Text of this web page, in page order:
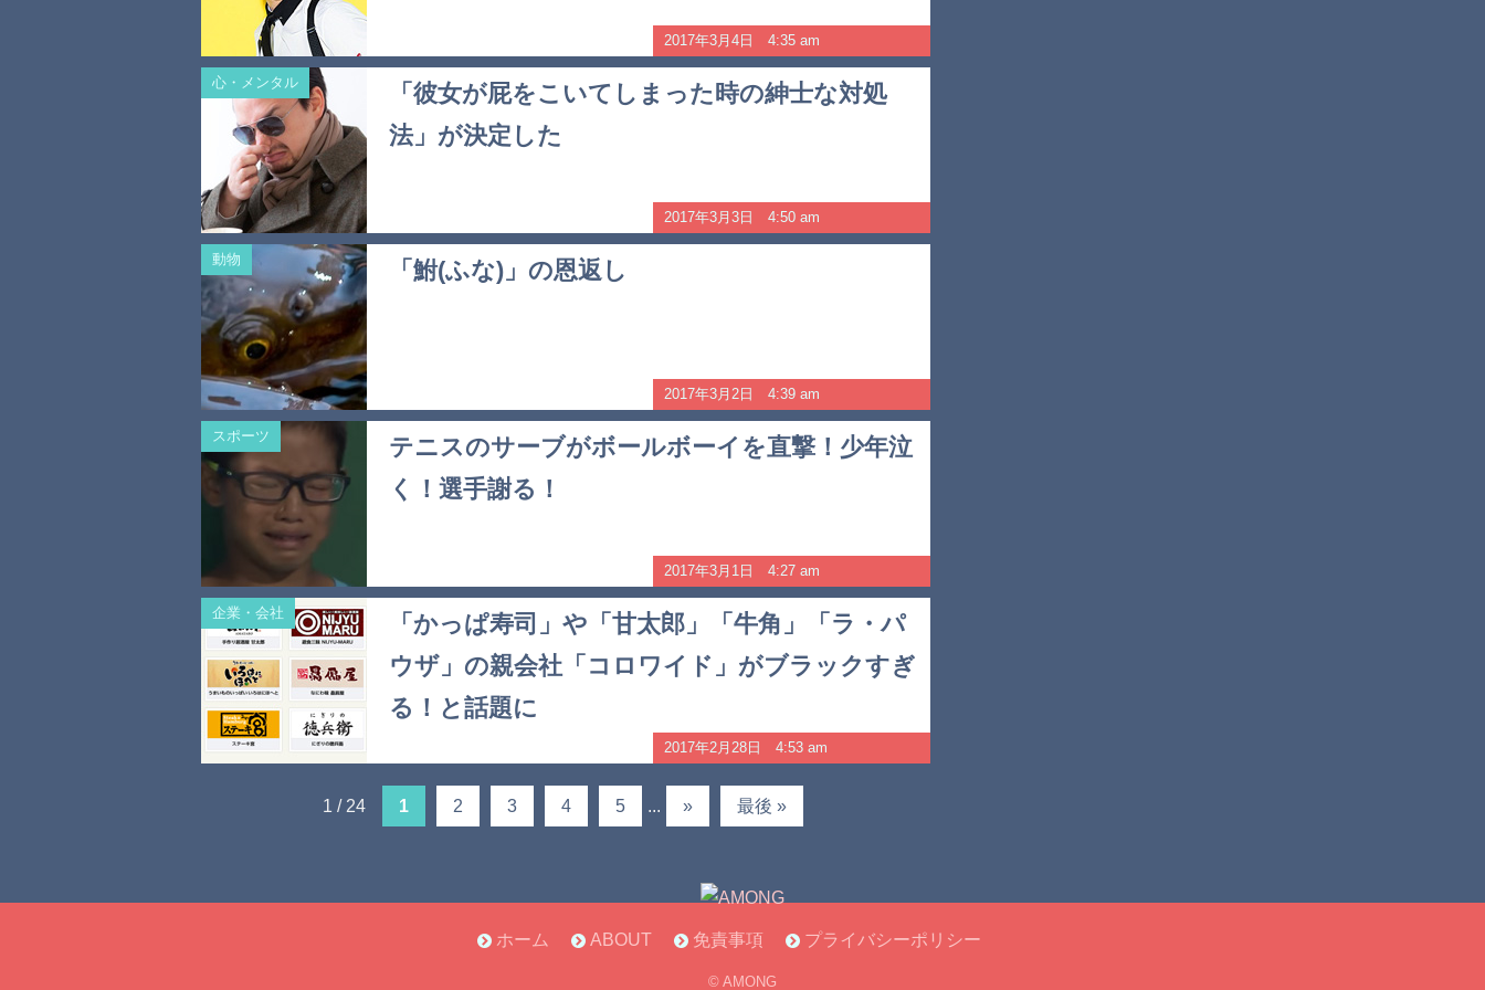
2017年3月4日 4:35 am
「彼女が屁をこいてしまった時の紳士な対処
法」が決定した
心・メンタル
2017年3月3日 4:50 am
「鮒(ふな)」の恩返し
動物
2017年3月2日 4:39 am
テニスのサーブがボールボーイを直撃！少年泣
く！選手謝る！
スポーツ
2017年3月1日 4:27 am
「かっぱ寿司」や「甘太郎」「牛角」「ラ・パ
ウザ」の親会社「コロワイド」がブラックすぎ
る！と話題に
企業・会社
2017年2月28日 4:53 am
1 / 24 1 2 3 4 5 ... » 最後 »
ホーム ABOUT 免責事項 プライバシーポリシー
© AMONG